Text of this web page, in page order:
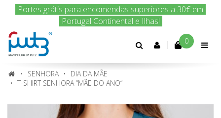
Encomenda hoje e nós enviamos amanhã!
Conta 0
SENHORA
DIA DA MÃE
T-SHIRT SENHORA “MÃE DO ANO”